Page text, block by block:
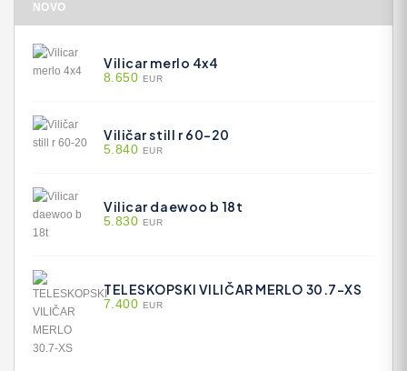
NOVO
Vilicar merlo 4x4
8.650 EUR
Viličar still r 60-20
5.840 EUR
Vilicar daewoo b 18t
5.830 EUR
TELESKOPSKI VILIČAR MERLO 30.7-XS
7.400 EUR